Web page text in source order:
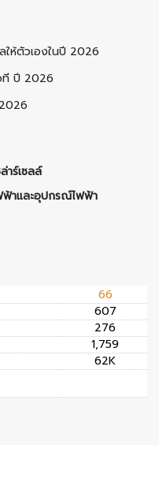
ให้ตัวเองในปี 2026
ที ปี 2026
าร์เซลล์
ฟ้าและอุปกรณ์ไฟฟ้า
66
607
276
1,759
62K